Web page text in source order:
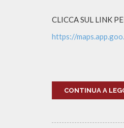
CLICCA SUL LINK
https://
CONTINUA A